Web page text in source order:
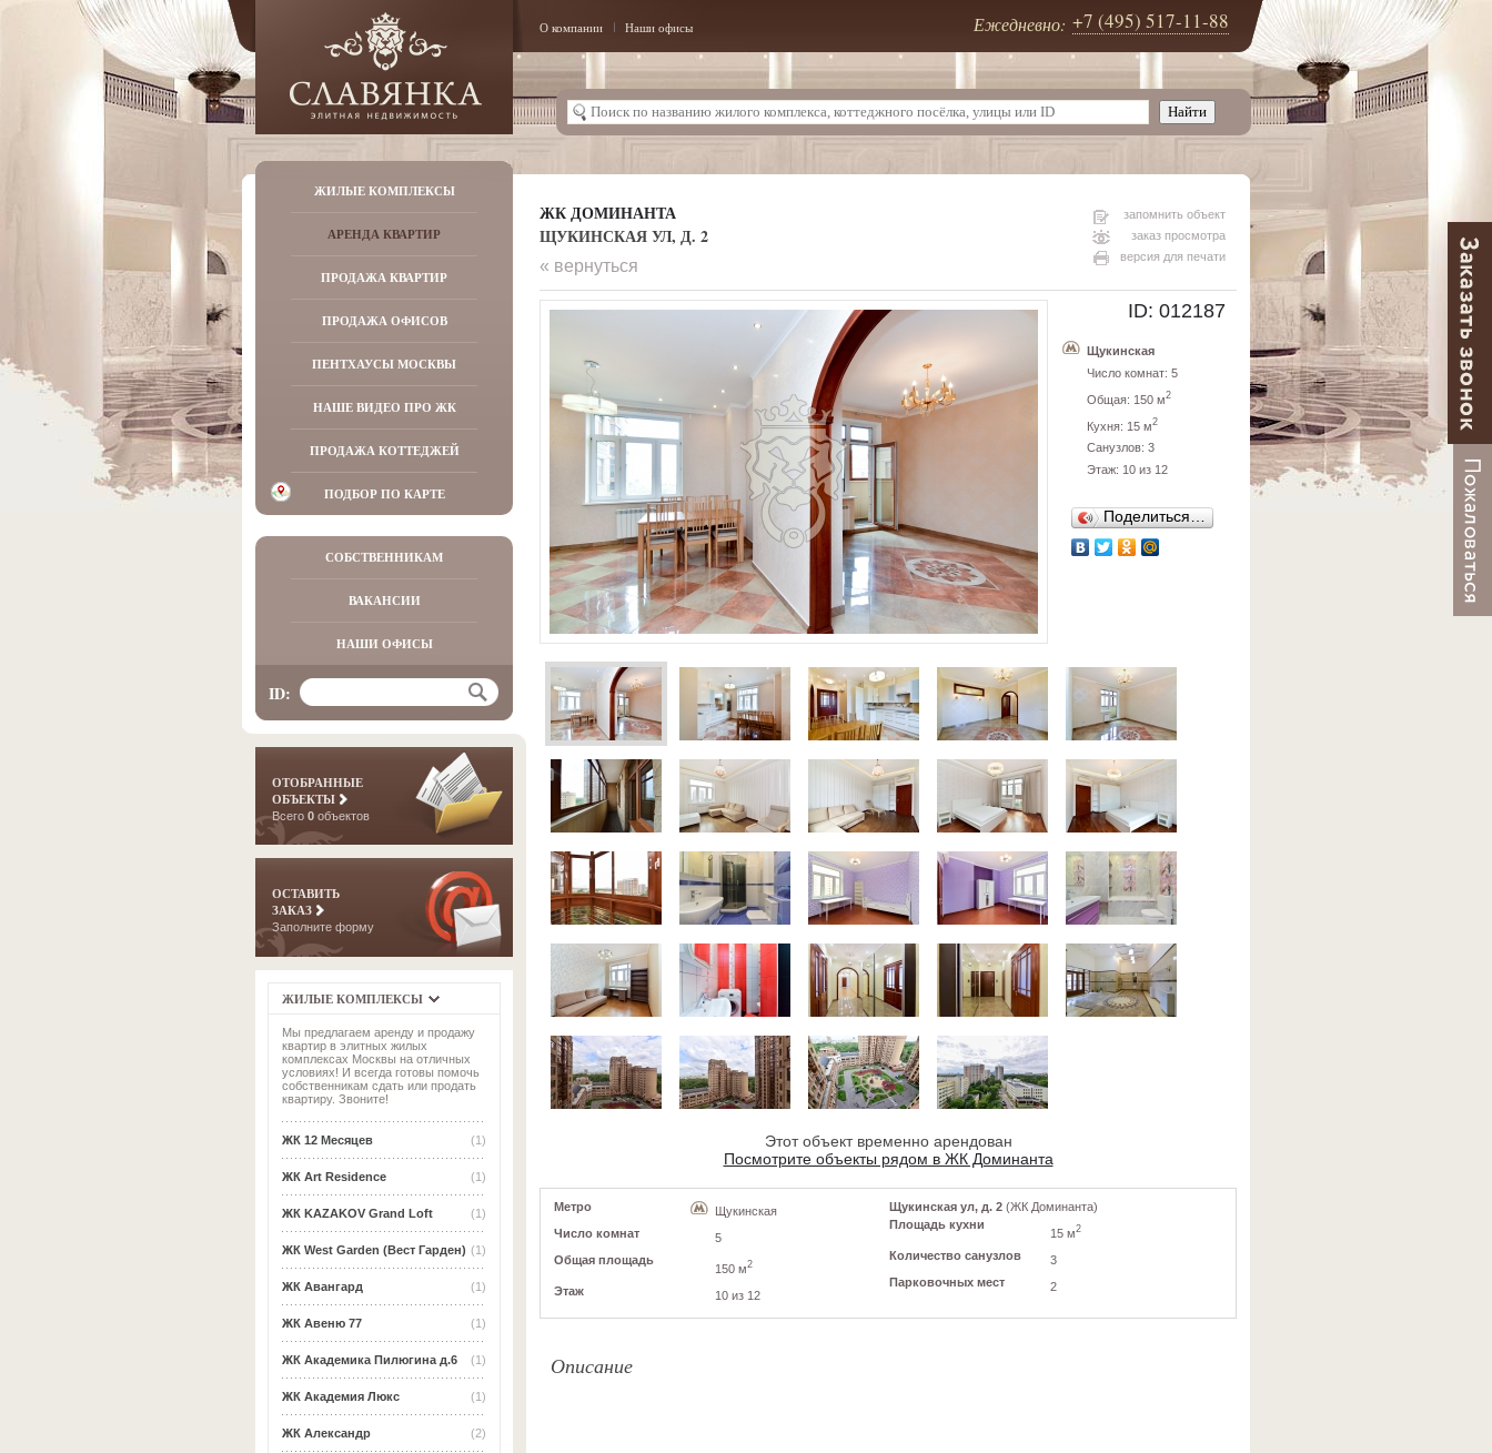
О компании Наши офисы Ежедневно: +7 (495) 517-11-88
ЖИЛЫЕ КОМПЛЕКСЫ
АРЕНДА КВАРТИР
ПРОДАЖА КВАРТИР
ПРОДАЖА ОФИСОВ
ПЕНТХАУСЫ МОСКВЫ
НАШЕ ВИДЕО ПРО ЖК
ПРОДАЖА КОТТЕДЖЕЙ
ПОДБОР ПО КАРТЕ
СОБСТВЕННИКАМ
ВАКАНСИИ
НАШИ ОФИСЫ
ID:
ОТОБРАННЫЕ
ОБЪЕКТЫ
Всего 0 объектов
ОСТАВИТЬ
ЗАКАЗ
Заполните форму
ЖИЛЫЕ КОМПЛЕКСЫ
Мы предлагаем аренду и продажу
квартир в элитных жилых
комплексах Москвы на отличных
условиях! И всегда готовы помочь
собственникам сдать или продать
квартиру. Звоните!
(1)
ЖК 12 Месяцев
(1)
ЖК Art Residence
(1)
ЖК KAZAKOV Grand Loft
(1)
ЖК West Garden (Вест Гарден)
(1)
ЖК Авангард
(1)
ЖК Авеню 77
(1)
ЖК Академика Пилюгина д.6
(1)
ЖК Академия Люкс
(2)
ЖК Александр
ЖК ДОМИНАНТА
ЩУКИНСКАЯ УЛ, Д. 2
запомнить объект
заказ просмотра
версия для печати
« вернуться
ID: 012187
Щукинская
Число комнат: 5
Общая: 150 м2
Кухня: 15 м2
Санузлов: 3
Этаж: 10 из 12
Поделиться…
Этот объект временно арендован
Посмотрите объекты рядом в ЖК Доминанта
Метро
Щукинская
Число комнат
5
Общая площадь
150 м2
Этаж 10 из 12
Щукинская ул, д. 2 (ЖК Доминанта)
Площадь кухни
15 м2
Количество санузлов
3
Парковочных мест
2
Описание